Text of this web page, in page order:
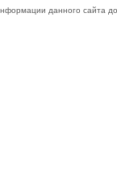
данного сайта